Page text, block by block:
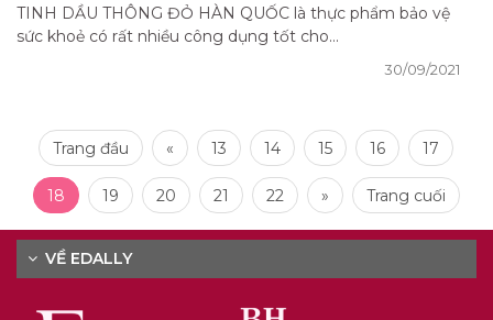
TINH DẦU THÔNG ĐỎ HÀN QUỐC là thực phẩm bảo vệ
sức khoẻ có rất nhiều công dụng tốt cho...
30/09/2021
Trang đầu « 13 14 15 16 17
18 19 20 21 22 » Trang cuối
VỀ EDALLY